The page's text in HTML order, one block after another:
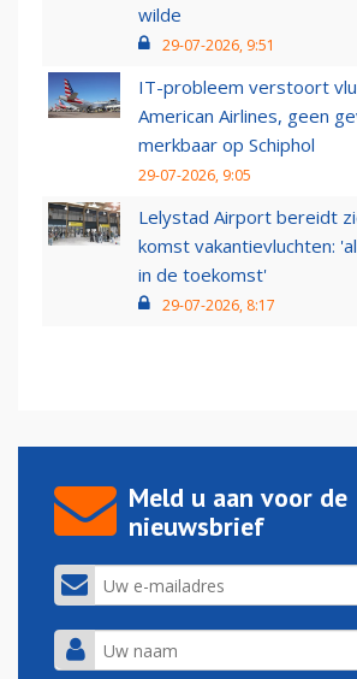
wilde
29-07-2026, 9:51
IT-probleem verstoort
American Airlines, geen
merkbaar op Schiphol
29-07-2026, 9:05
Lelystad Airport bereidt
komst vakantievluchten:
in de toekomst'
29-07-2026, 8:17
Meld u aan voor de
nieuwsbrief